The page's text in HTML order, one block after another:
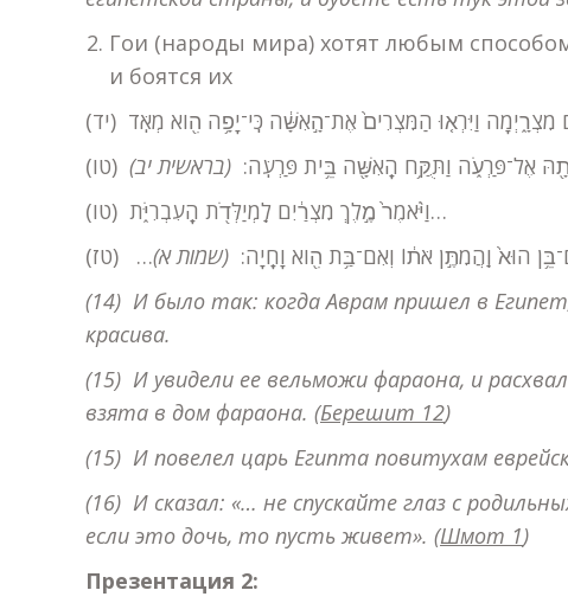
Гои (народы мира) хотят любым
и боятся их
אֹתָ֖הּ אֶל־פַּרְעֹ֑ה וַתֻּקַּ֥ח הָֽאִשָּׁ֖ה בֵּ֥ית פַּרְעֹֽה: (בראשית יב)
(טו) וַיֹּ֨אמֶר֙ מֶ֣לֶךְ מִצְרַ֔יִם לַֽמְיַלְּדֹ֖ת הָֽעִבְרִיֹּ֑ת…
אִם־בֵּ֥ן הוּא֙ וַֽהֲמִתֶּ֣ן אֹת֔וֹ וְאִם־בַּ֥ת הִ֖וא וָחָֽיָה: (שמות א)
(14) И было так: когда Аврам пришел в
красива.
(15) И увидели ее вельможи фараона, и
взята в дом фараона. (Берешит 12)
(15) И повелел царь Египта повитухам
(16) И сказал: «… не спускайте глаз с
если это дочь, то пусть живет». (Шмот 1)
Презентация 2: